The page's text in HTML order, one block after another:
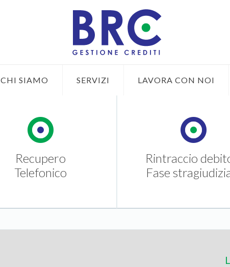
CHI SIAMO SERVIZI LAVORA CON NOI
Recupero
Telefonico
Rintraccio
Fase